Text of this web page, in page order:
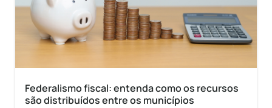
Federalismo fiscal: entenda como os recursos
são distribuídos entre os municípios